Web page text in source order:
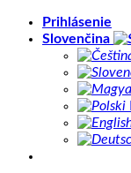
Skip
Prihlásenie
Slovenčina